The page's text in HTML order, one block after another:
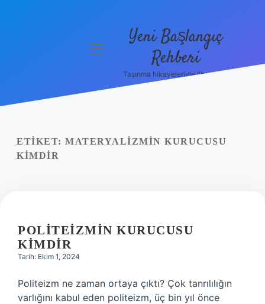
Politikası
Yasal Uyarı
menüyü
Yeni Başlangıç
Rehberi
Taşınma hikayeleriyle ilham bul!
ETIKET: MATERYALIZMIN KURUCUSU
KIMDIR
POLITEIZMIN KURUCUSU
KIMDIR
Tarih: Ekim 1, 2024
Politeizm ne zaman ortaya çıktı? Çok tanrılılığın
varlığını kabul eden politeizm, üç bin yıl önce